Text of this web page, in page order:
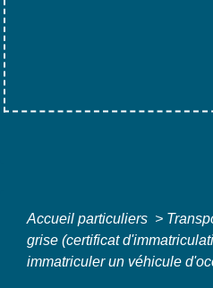
Accueil particuliers >
grise (certificat
immatriculer un véhicule